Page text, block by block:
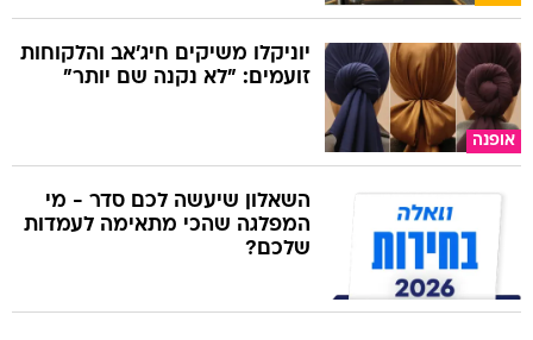
אופנה
יוניקלו משיקים חיג'אב והלקוחות
זועמים: "לא נקנה שם יותר"
השאלון שיעשה לכם סדר - מי
המפלגה שהכי מתאימה לעמדות
שלכם?